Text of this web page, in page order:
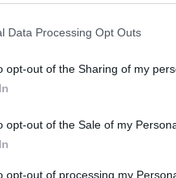
Data Processing Opt Outs
opt-out of the Sharing of my
opt-out of the Sale of my
opt-out of processing my
και έγγραφο
είχαν αποτεφρωθεί,
για τους
και
των παιδιών.